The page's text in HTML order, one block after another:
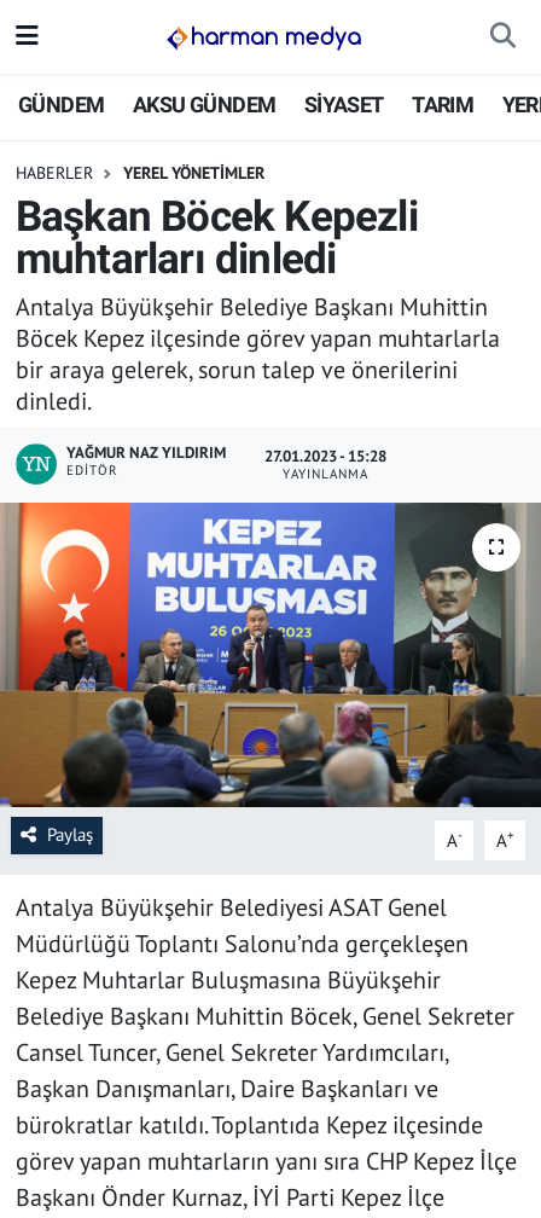
GÜNDEM AKSU GÜNDEM SİYASET TARIM
HABERLER YEREL YÖNETİMLER
Başkan Böcek Kepezli
muhtarları dinledi
Antalya Büyükşehir Belediye Başkanı Muhittin
Böcek Kepez ilçesinde görev yapan muhtarlarla
bir araya gelerek, sorun talep ve önerilerini
dinledi.
YAĞMUR NAZ YILDIRIM
EDITÖR
27.01.2023 - 15:28
YAYINLANMA
Paylaş A- A+
Antalya Büyükşehir Belediyesi ASAT Genel
Müdürlüğü Toplantı Salonu’nda gerçekleşen
Kepez Muhtarlar Buluşmasına Büyükşehir
Belediye Başkanı Muhittin Böcek, Genel Sekreter
Cansel Tuncer, Genel Sekreter Yardımcıları,
Başkan Danışmanları, Daire Başkanları ve
bürokratlar katıldı. Toplantıda Kepez ilçesinde
görev yapan muhtarların yanı sıra CHP Kepez İlçe
Başkanı Önder Kurnaz, İYİ Parti Kepez İlçe
GÜNDEM
SİYASET
TARIM
YEREL YÖNETİMLER
EKONOMİ
ASAYİŞ
SPOR
SAĞLIK
YAŞAM
KÜLTÜR SANAT
EĞİTİM
İstanbul Nöbetçi Eczaneler
İstanbul Trafik Yoğunluk Haritası
Süper Lig Puan Durumu ve Fikstür
Tüm Manşetler
Son Dakika Haberleri
Haber Arşivi